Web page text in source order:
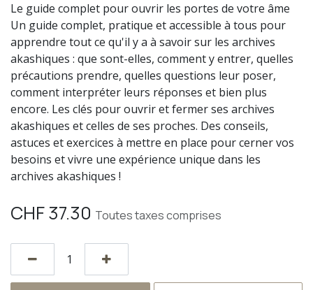
Le guide complet pour ouvrir les portes de votre âme
Un guide complet, pratique et accessible à tous pour
apprendre tout ce qu'il y a à savoir sur les archives
akashiques : que sont-elles, comment y entrer, quelles
précautions prendre, quelles questions leur poser,
comment interpréter leurs réponses et bien plus
encore. Les clés pour ouvrir et fermer ses archives
akashiques et celles de ses proches. Des conseils,
astuces et exercices à mettre en place pour cerner vos
besoins et vivre une expérience unique dans les
archives akashiques !
CHF37.30 Toutes taxes comprises